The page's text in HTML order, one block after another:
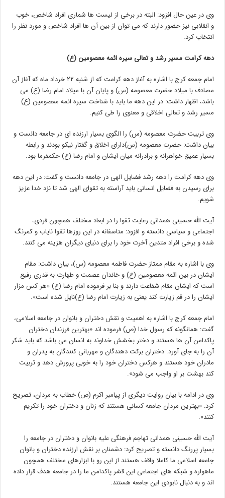
وی در عین حال افزود: البته در برخی از لیست ها شماری افراد شاخص، خوب
و انقلابی نیز حضور دارند که می توان از بین آن ها افراد شاخص و مورد نظر را
انتخاب کرد.
دهه کرامت مسیر رشد و تعالی سیره ائمه معصومین (ع)
امام جمعه کرج با اشاره به آغاز دهه کرامت که از شنبه ۲۲ خرداد ماه که آغاز آن
مصادف با میلاد حضرت معصومه (س) و پایان آن با میلاد امام رضا (ع) می
باشد، اظهار داشت: در این دهه ما باید با شناخت سیره ائمه معصومین (ع)
مسیر رشد و تعالی اخلاقی و معنوی را طی کنیم.
وی تربیت حضرت معصومه (س) را الگوی بسیار ارزنده ای در جامعه دانست و
بیان داشت: حضرت معصومه (س)‌دارای اخلاق و گفتار نیکو بودند و رابطه
بسیار عمیق خواهرانه و برادرانه میان ایشان و امام رضا (ع) حکمفرما بود.
وی دهه کرامت را دهه رشد فضایل الهی در جامعه دانست و گفت: در این دهه
برای رسیدن به فضایل انسانی باید آراسته به تقوای الهی شد تا نزد خدا عزیز
شویم.
آیت الله حسینی همدانی رعایت تقوا را در ابعاد مختلف همچون فردی،
اجتماعی و سیاسی دانسته و افزود: متاسفانه در این روزها تقوا نایاب و کمرنگ
شده و برخی افراد متدین آخرت خود را برای دنیای دیگران هزینه می کنند.
وی با اشاره به مقام ممتاز حضرت فاطمه معصومه (س)، بیان داشت: مقام
ایشان در بین ائمه معصومین (ع) و خاندان عصمت و طهارت به قدری رفیع
است که ایشان مقام شفاعت دارند و بنا بر فرموده امام رضا (ع) «هر کس مزار
ایشان را در قم زیارت کند یعنی به زیارت امام رضا (ع)‌نایل شده است».
امام جمعه کرج با اشاره به اهمیت و نقش دختران و بانوان در جامعه اسلامی،
گفت: همانگونه که رسول خدا (ص) فرموده اند «بهترین فرزندان دختران
پاکدامن آن ها هستند و دختر بخشش خداوند به انسان می باشد که باید شکر
آن را به جای آورد. دختران برکت دهندگان و مهربانی کنندگان به پدران و
مادران خود هستند و هرکس دختران خود را به خوبی پرورش دهد و تربیت
کند بهشت بر او واجب می شود».
وی در ادامه با بیان روایت دیگری از پیامبر اکرم (ص) خطاب به مردان، تصریح
کرد: «بهترین مردان جامعه کسانی هستند که زنان و دختران خود را تکریم
کنند».
آیت الله حسینی همدانی تهاجم فرهنگی علیه بانوان و دختران در جامعه را
بسیار پررنگ دانسته و تصریح کرد: دشمنان بر نقش ارزنده دختران و بانوان
جامعه اسلامی ما کاملا واقف هستند از این رو با ابزارهای مختلف همچون
ماهواره و شبکه های اجتماعی این قشر پاکدامن ما را در جامعه هدف قرار داده
اند و به دنبال نابودی این جامعه هستند.